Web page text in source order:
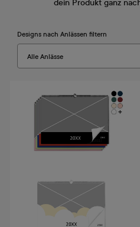
dein Produkt ganz
Designs nach Anlässen filtern